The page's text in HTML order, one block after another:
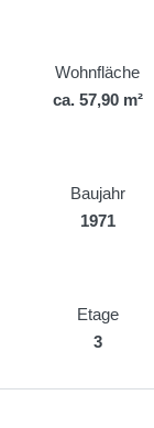
Wohnfläche
ca. 57,90 m²
Baujahr
1971
Etage
3